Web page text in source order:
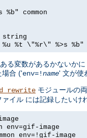
common
string
%t \"%r\" %>s %b"
る変数があるかないか
場合 ('env=!name' 文が使
モジュールの
イル には記録したい
env=gif-image
env=!gif-image